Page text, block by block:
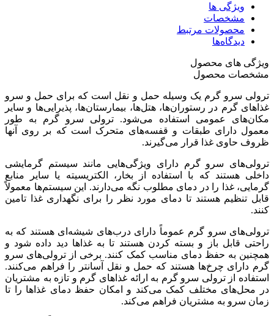
ویژگی ها
مشخصات
محصولات مرتبط
دیدگاه‌ها
ویژگی های محصول
مشخصات محصول
ترولی سرو گرم یک وسیله حمل و نقل است که برای حمل و سرو
غذاهای گرم در رستوران‌ها، هتل‌ها، بیمارستان‌ها، پذیرایی‌ها و سایر
مکان‌های عمومی استفاده می‌شود. ترولی سرو گرم به طور
معمول دارای طبقات و قفسه‌های متحرک است که بر روی آنها
ظروف حاوی غذا قرار می‌گیرند.
ترولی‌های سرو گرم دارای ویژگی‌هایی مانند سیستم گرمایشی
داخلی هستند که با استفاده از بخار، الکتریسیته یا سایر منابع
گرمایی، غذا را در دمای مطلوب نگه می‌دارند. این سیستم‌ها معمولاً
قابل تنظیم هستند تا دمای مورد نظر را برای نگهداری غذا تامین
کنند.
ترولی‌های سرو گرم عموماً دارای درب‌های شیشه‌ای هستند که به
راحتی قابل باز و بسته کردن هستند تا به غذاها دید داده شود و
همچنین به حفظ دمای مناسب کمک کنند. برخی از ترولی‌های سرو
گرم دارای چرخ‌ها هستند که حمل و نقل آسانتر را فراهم می‌کنند.
استفاده از ترولی سرو گرم به ارائه غذاهای گرم و تازه به مشتریان
در محل‌های مختلف کمک می‌کند و امکان حفظ دمای غذاها را تا
زمان سرو به مشتریان فراهم می‌کند.